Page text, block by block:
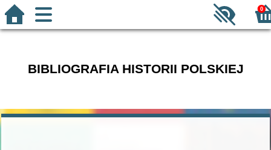
0
BIBLIOGRAFIA HISTORII POLSKIEJ